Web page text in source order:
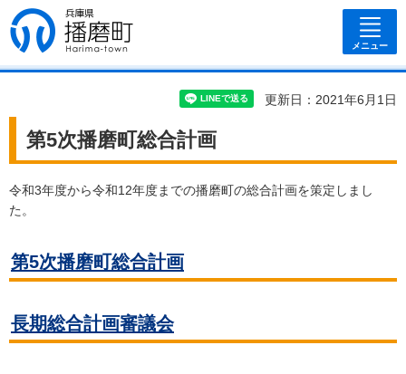
兵庫県 播磨
町
メニュー
更新日：2021年6月1日
第5次播磨町総合計画
令和3年度から令和12年度までの播磨町の総合計画を策定しまし
た。
第5次播磨町総合計画
長期総合計画審議会